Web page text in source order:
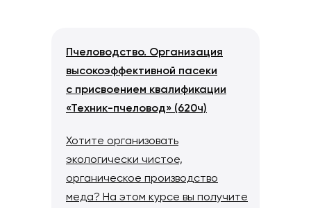
Пчеловодство. Организация
высокоэффективной пасеки
с присвоением квалификации
«Техник-пчеловод» (620ч)
Хотите организовать
экологически чистое,
органическое производство
меда? На этом курсе вы получите